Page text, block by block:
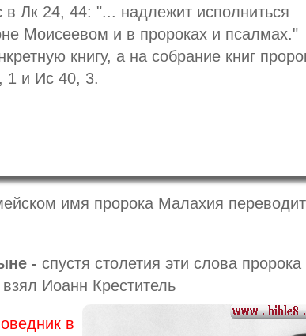
Лк 24, 44: "... надлежит исполниться
Моисеевом и в пророках и псалмах."
книгу, а на собрание книг
1 и Ис 40, 3.
имя пророка Малахия
- спустя столетия эти слова пророка
Иоанн Креститель
в